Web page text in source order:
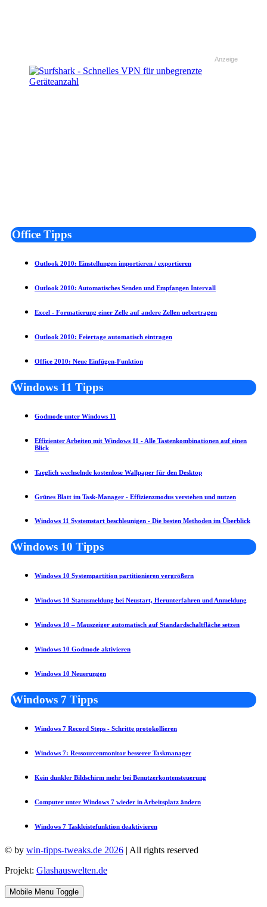
Anzeige
Office Tipps
Outlook 2010: Einstellungen importieren / exportieren
Outlook 2010: Automatisches Senden und Empfangen Intervall
Excel - Formatierung einer Zelle auf andere Zellen uebertragen
Outlook 2010: Feiertage automatisch eintragen
Office 2010: Neue Einfügen-Funktion
Windows 11 Tipps
Godmode unter Windows 11
Effizienter Arbeiten mit Windows 11 - Alle Tastenkombinationen auf einen
Blick
Taeglich wechselnde kostenlose Wallpaper für den Desktop
Grünes Blatt im Task-Manager - Effizienzmodus verstehen und nutzen
Windows 11 Systemstart beschleunigen - Die besten Methoden im Überblick
Windows 10 Tipps
Windows 10 Systempartition partitionieren vergrößern
Windows 10 Statusmeldung bei Neustart, Herunterfahren und Anmeldung
Windows 10 – Mauszeiger automatisch auf Standardschaltfläche setzen
Windows 10 Godmode aktivieren
Windows 10 Neuerungen
Windows 7 Tipps
Windows 7 Record Steps - Schritte protokollieren
Windows 7: Ressourcenmonitor besserer Taskmanager
Kein dunkler Bildschirm mehr bei Benutzerkontensteuerung
Computer unter Windows 7 wieder in Arbeitsplatz ändern
Windows 7 Taskleistefunktion deaktivieren
© by win-tipps-tweaks.de 2026 | All rights reserved
Projekt: Glashauswelten.de
Mobile Menu Toggle